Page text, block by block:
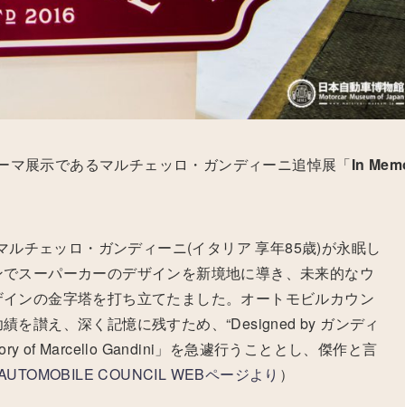
展示であるマルチェッロ・ガンディーニ追悼展「In
チェッロ・ガンディーニ(イタリア 享年85歳)が永眠し
スーパーカーのデザインを新境地に導き、未来的なウ
ンの金字塔を打ち立てたました。オートモビルカウン
を讃え、深く記憶に残すため、“Designed by ガンディ
of Marcello Gandini」を急遽行うこととし、傑作と言
COUNCIL WEBページより ）